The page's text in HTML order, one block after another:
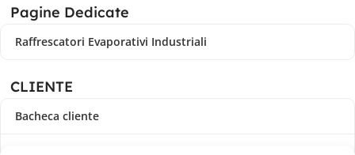
Pagine Dedicate
Raffrescatori Evaporativi Industriali
CLIENTE
Bacheca cliente